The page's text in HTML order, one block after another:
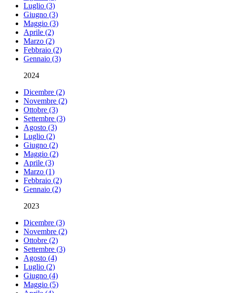
Luglio (3)
Giugno (3)
Maggio (3)
Aprile (2)
Marzo (2)
Febbraio (2)
Gennaio (3)
2024
Dicembre (2)
Novembre (2)
Ottobre (3)
Settembre (3)
Agosto (3)
Luglio (2)
Giugno (2)
Maggio (2)
Aprile (3)
Marzo (1)
Febbraio (2)
Gennaio (2)
2023
Dicembre (3)
Novembre (2)
Ottobre (2)
Settembre (3)
Agosto (4)
Luglio (2)
Giugno (4)
Maggio (5)